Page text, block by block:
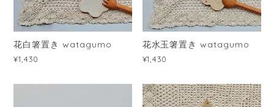
花白箸置き watagumo
¥1,430
花水玉箸置き watagumo
¥1,430